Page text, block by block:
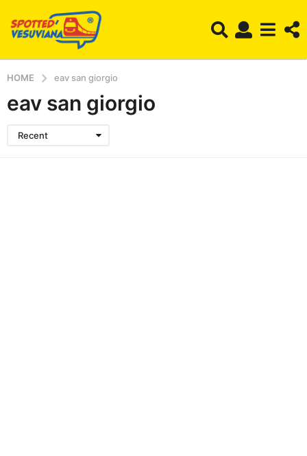
HOME eav san giorgio
eav san giorgio
Recent